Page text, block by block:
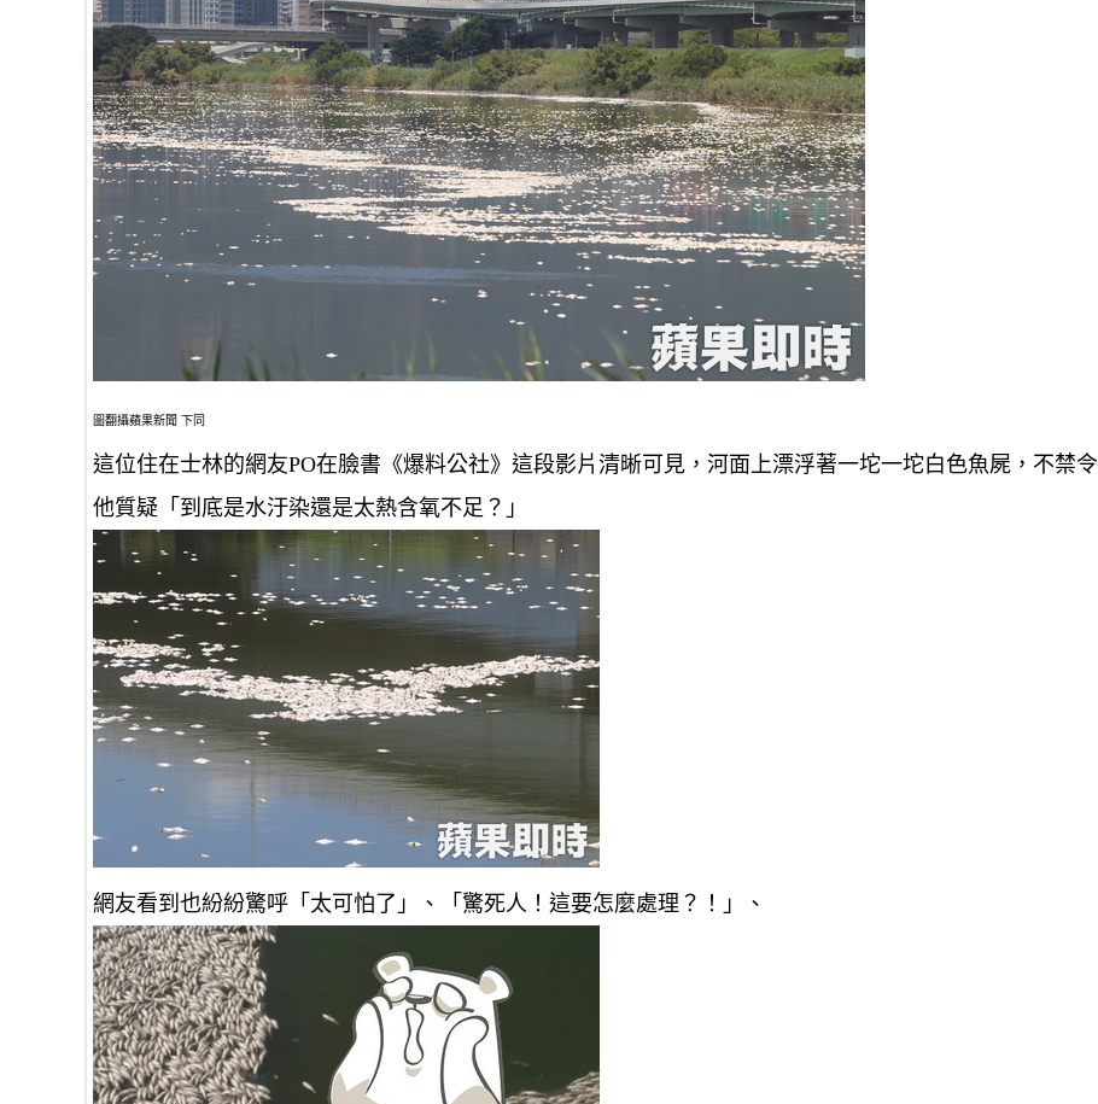
圖翻攝蘋果新聞 下同
這位住在士林的網友PO在臉書《爆料公社》這段影片清晰可見，河面上漂浮著一坨一坨白色魚屍，不禁令
他質疑「到底是水汙染還是太熱含氧不足？」
網友看到也紛紛驚呼「太可怕了」、「驚死人！這要怎麼處理？！」、